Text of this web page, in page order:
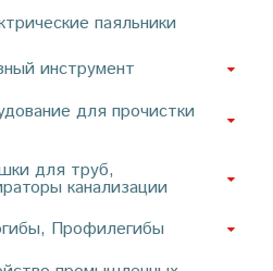
паяльники
инструмент
для прочистки
для труб,
канализации
Профилегибы